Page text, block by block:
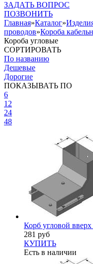
ЗАДАТЬ ВОПРОС
ПОЗВОНИТЬ
Главная»Каталог»
проводов»Короба
Короба угловые
СОРТИРОВАТЬ
По названию
Дешевые
Дорогие
ПОКАЗЫВАТЬ ПО
6
12
24
48
Корб угловой
281 руб
КУПИТЬ
Есть в наличии